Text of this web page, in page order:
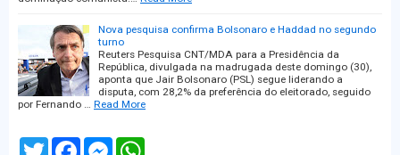
Nova pesquisa confirma Bolsonaro e Haddad no segundo
turno
Reuters Pesquisa CNT/MDA para a Presidência da
República, divulgada na madrugada deste domingo (30),
aponta que Jair Bolsonaro (PSL) segue liderando a
disputa, com 28,2% da preferência do eleitorado, seguido
por Fernando … Read More
T
F
M